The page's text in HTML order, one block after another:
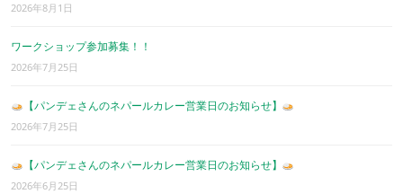
2026年8月1日
ワークショップ参加募集！！
2026年7月25日
【パンデェさんのネパールカレー営業日のお知らせ】
2026年7月25日
【パンデェさんのネパールカレー営業日のお知らせ】
2026年6月25日